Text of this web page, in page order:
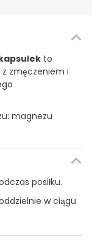
to
zmęczeniem i
magnezu
posiłku.
w ciągu